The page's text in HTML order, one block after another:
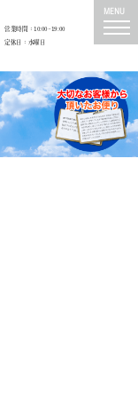
営業時間：10:00~19:00
定休日：水曜日